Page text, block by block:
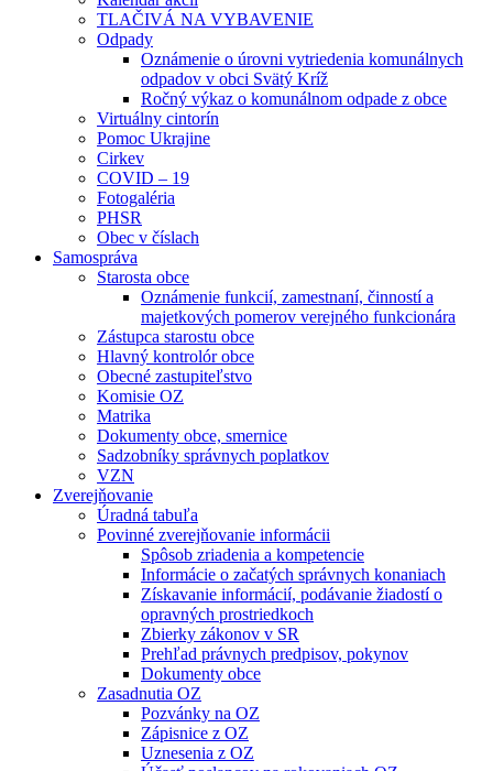
TLAČIVÁ NA VYBAVENIE
Odpady
Oznámenie o úrovni vytriedenia komunálnych
odpadov v obci Svätý Kríž
Ročný výkaz o komunálnom odpade z obce
Virtuálny cintorín
Pomoc Ukrajine
Cirkev
COVID – 19
Fotogaléria
PHSR
Obec v číslach
Samospráva
Starosta obce
Oznámenie funkcií, zamestnaní, činností a
majetkových pomerov verejného funkcionára
Zástupca starostu obce
Hlavný kontrolór obce
Obecné zastupiteľstvo
Komisie OZ
Matrika
Dokumenty obce, smernice
Sadzobníky správnych poplatkov
VZN
Zverejňovanie
Úradná tabuľa
Povinné zverejňovanie informácii
Spôsob zriadenia a kompetencie
Informácie o začatých správnych konaniach
Získavanie informácií, podávanie žiadostí o
opravných prostriedkoch
Zbierky zákonov v SR
Prehľad právnych predpisov, pokynov
Dokumenty obce
Zasadnutia OZ
Pozvánky na OZ
Zápisnice z OZ
Uznesenia z OZ